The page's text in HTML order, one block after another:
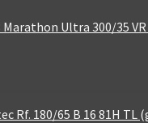
Ultra 300/35 VR
Rf. 180/65 B 16 81H TL